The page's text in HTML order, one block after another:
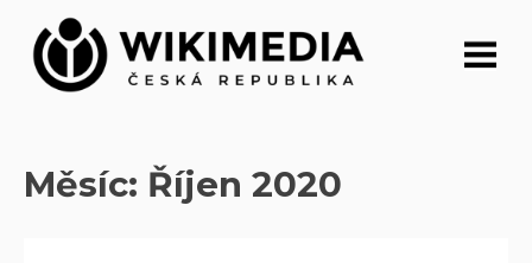
Přeskočit
obsah
Měsíc: Říjen 2020